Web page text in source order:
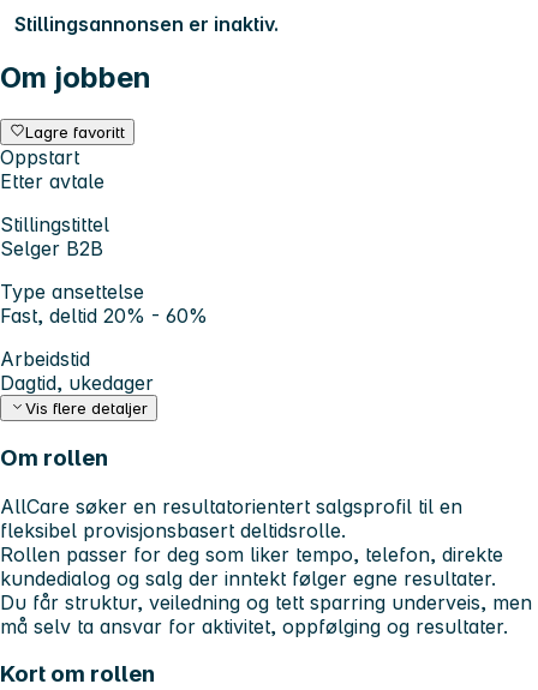
Stillingsannonsen er inaktiv.
Om jobben
Lagre favoritt
Oppstart
Etter avtale
Stillingstittel
Selger B2B
Type ansettelse
Fast, deltid 20% - 60%
Arbeidstid
Dagtid, ukedager
Vis flere detaljer
Om rollen
AllCare søker en resultatorientert salgsprofil til en
fleksibel provisjonsbasert deltidsrolle.
Rollen passer for deg som liker tempo, telefon, direkte
kundedialog og salg der inntekt følger egne resultater.
Du får struktur, veiledning og tett sparring underveis, men
må selv ta ansvar for aktivitet, oppfølging og resultater.
Kort om rollen